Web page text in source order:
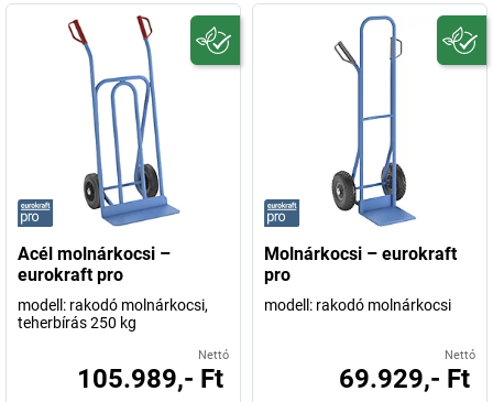
Acél molnárkocsi –
eurokraft pro
modell: rakodó molnárkocsi,
teherbírás 250 kg
Nettó
105.989,- Ft
Molnárkocsi – eurokraft
pro
modell: rakodó molnárkocsi
Nettó
69.929,- Ft